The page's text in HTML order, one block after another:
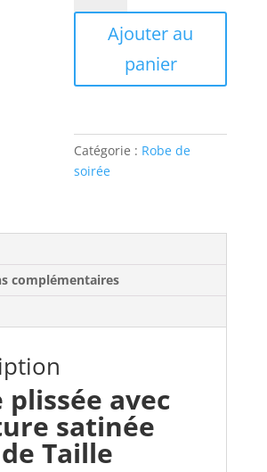
Robe
Ajouter au
panier
Catégorie : Robe de
soirée
complémentaires
plissée avec
satinée
Taille